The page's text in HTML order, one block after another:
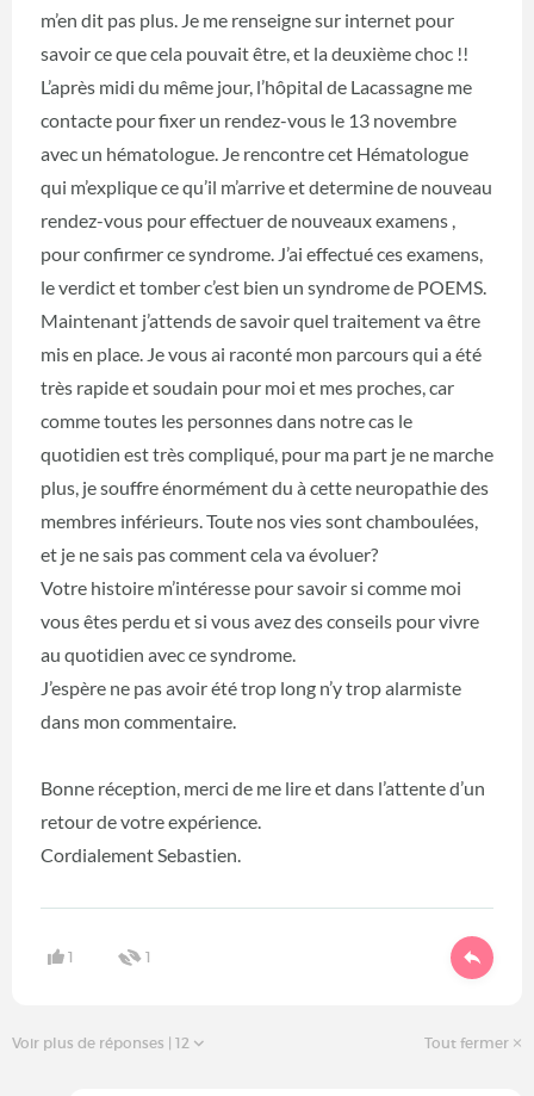
m’en dit pas plus. Je me renseigne sur internet pour
savoir ce que cela pouvait être, et la deuxième choc !!
L’après midi du même jour, l’hôpital de Lacassagne me
contacte pour fixer un rendez-vous le 13 novembre
avec un hématologue. Je rencontre cet Hématologue
qui m’explique ce qu’il m’arrive et determine de nouveau
rendez-vous pour effectuer de nouveaux examens ,
pour confirmer ce syndrome. J’ai effectué ces examens,
le verdict et tomber c’est bien un syndrome de POEMS.
Maintenant j’attends de savoir quel traitement va être
mis en place. Je vous ai raconté mon parcours qui a été
très rapide et soudain pour moi et mes proches, car
comme toutes les personnes dans notre cas le
quotidien est très compliqué, pour ma part je ne marche
plus, je souffre énormément du à cette neuropathie des
membres inférieurs. Toute nos vies sont chamboulées,
et je ne sais pas comment cela va évoluer?
Votre histoire m’intéresse pour savoir si comme moi
vous êtes perdu et si vous avez des conseils pour vivre
au quotidien avec ce syndrome.
J’espère ne pas avoir été trop long n’y trop alarmiste
dans mon commentaire.
Bonne réception, merci de me lire et dans l’attente d’un
retour de votre expérience.
Cordialement Sebastien.
1 1
Tout fermer
Voir plus de réponses | 12